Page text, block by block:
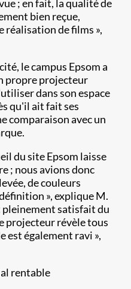
; en fait, la qualité de
bien reçue,
réalisation de films »,
le campus Epsom a
propre projecteur
dans son espace
qu'il ait fait ses
comparaison avec un
du site Epsom laisse
; nous avions donc
de couleurs
», explique M.
pleinement satisfait du
projecteur révèle tous
est également ravi »,
rentable